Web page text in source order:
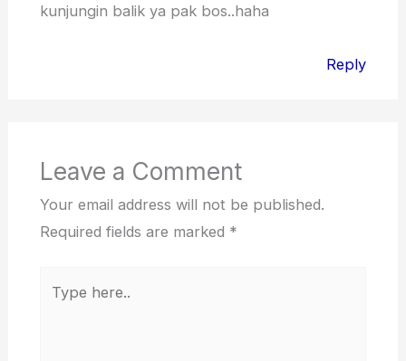
kunjungin balik ya pak bos..haha
Reply
Leave a Comment
Your email address will not be published.
Required fields are marked *